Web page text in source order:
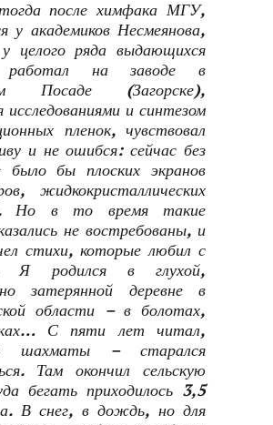
после химфака МГУ,
у академиков Несмеянова,
целого ряда выдающихся
работал на заводе в
Посаде (Загорске),
исследованиями и синтезом
пленок, чувствовал
и не ошибся: сейчас без
было бы плоских экранов
жидкокристаллических
Но в то время такие
не востребованы, и
стихи, которые любил с
Я родился в глухой,
затерянной деревне в
области – в болотах,
С пяти лет читал,
шахматы – старался
Там окончил сельскую
бегать приходилось 3,5
В снег, в дождь, но для